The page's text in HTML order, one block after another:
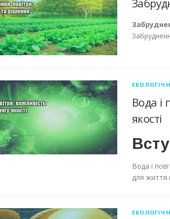
Вода і
якості
Вода і
для життя